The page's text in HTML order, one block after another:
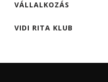
VÁLLALKOZÁS
VIDI RITA KLUB